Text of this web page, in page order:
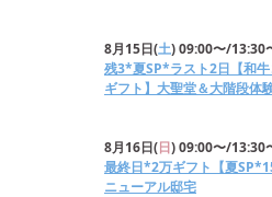
8月15日(土)09:00〜/13:30
残3*夏SP*ラスト2日【和
ギフト】大聖堂＆大階段体
8月16日(日)09:00〜/13:30
最終日*2万ギフト【夏
ニューアル邸宅